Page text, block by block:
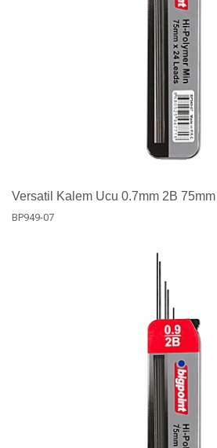
Versatil Kalem Ucu 0.7mm 2B
BP949-07